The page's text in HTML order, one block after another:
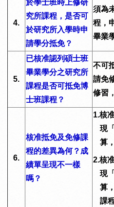
4.
於學士班時上修研
究所課程，是否可
於研究所入學時申
請學分抵免？
須為
程，
畢業
5.
已核准認列碩士班
畢業學分之研究所
課程是否可抵免博
士班課程？
不可
請免
修習
6.
核准抵免及免修課
程的差異為何？成
績單呈現不一樣
嗎？
1.核
現
算
2.核
現
算
課